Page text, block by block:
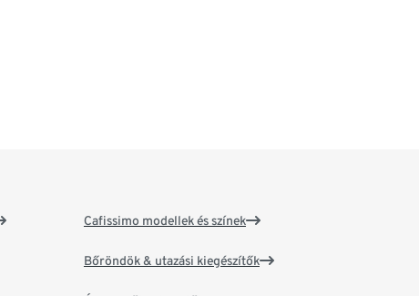
Cafissimo modellek és színek
Bőröndök & utazási kiegészítők